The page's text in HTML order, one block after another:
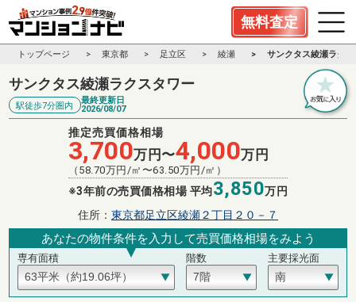
無料査定
トップページ 東京都 足立区 綾瀬 サンクタス綾瀬ラク
サンクタス綾瀬ラクスタワー
駅徒歩7分圏内
最終更新日
2026/08/07
推定売買価格相場
3,700万円〜4,000万円
（ 58.70万円/㎡〜63.50万円/㎡）
※3年前の売買価格相場 平均3,850万円
住所： 東京都足立区綾瀬２丁目２０－７
あなたの物件条件を入力して売買価格相場をみよう
専有面積 階数 主要採光面